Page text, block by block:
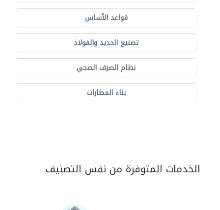
قواعد الأساس
تصنيع الحديد والفولاذ
نظام الصرف الصحي
بناء المطارات
الخدمات المتوفرة من نفس التصنيف